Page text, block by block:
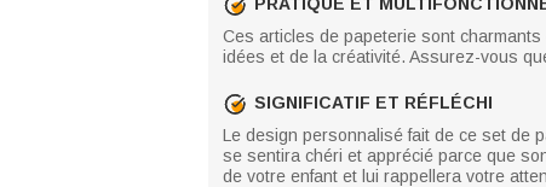
Ces articles de papeterie sont
idées et de la créativité. Assurez-vous
SIGNIFICATIF ET RÉFLÉCHI
Le design personnalisé fait de ce set de
se sentira chéri et apprécié parce que
de votre enfant et lui rappellera votre